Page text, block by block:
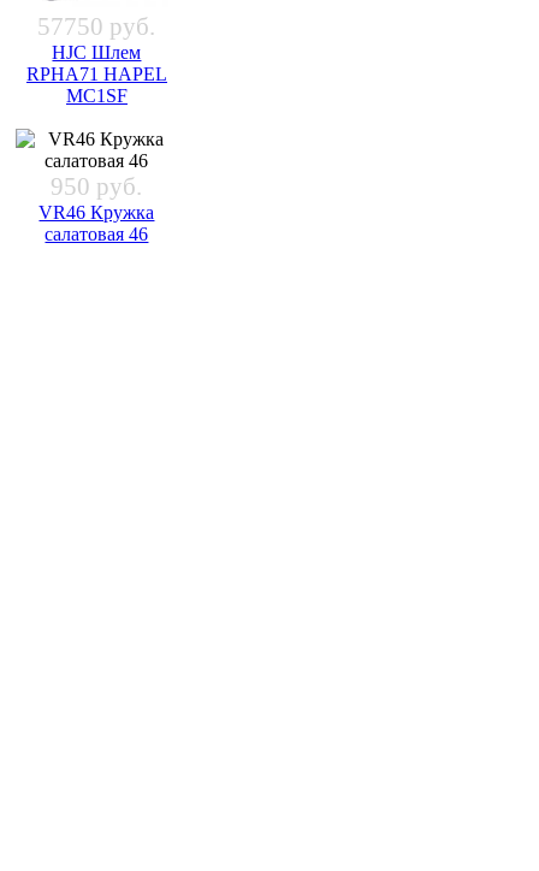
57750 руб.
HJC Шлем
RPHA71 HAPEL
MC1SF
950 руб.
VR46 Кружка
салатовая 46